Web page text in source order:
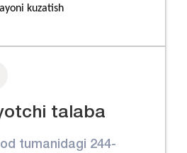
kuzatish
talaba
tumanidagi 244-